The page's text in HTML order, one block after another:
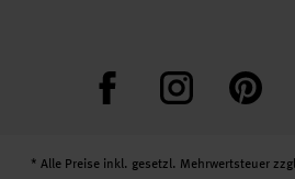
FacebookInstagram
* Alle Preise inkl. gesetzl. Mehrwertsteuer